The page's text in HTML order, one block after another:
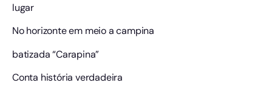
lugar
No horizonte em meio a campina
batizada “Carapina”
Conta história verdadeira